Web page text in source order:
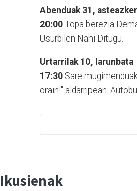
Abenduak 31,
20:00 Topa berezia
Usurbilen Nahi Ditugu.
Urtarrilak 10, larunbata
17:30 Sare
orain!" aldarripean.
Ikusienak